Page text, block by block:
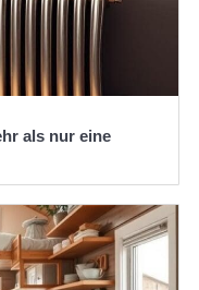
als nur eine